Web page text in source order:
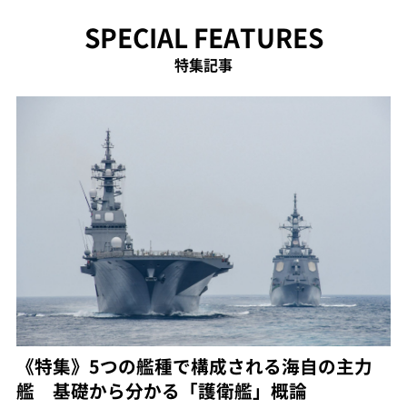
SPECIAL FEATURES
特集記事
《特集》5つの艦種で構成される海自の主力
艦 基礎から分かる「護衛艦」概論